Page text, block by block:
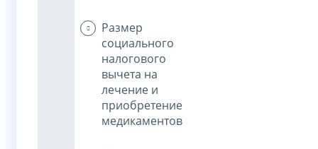
Размер
социального
налогового
вычета на
лечение и
приобретение
медикаментов